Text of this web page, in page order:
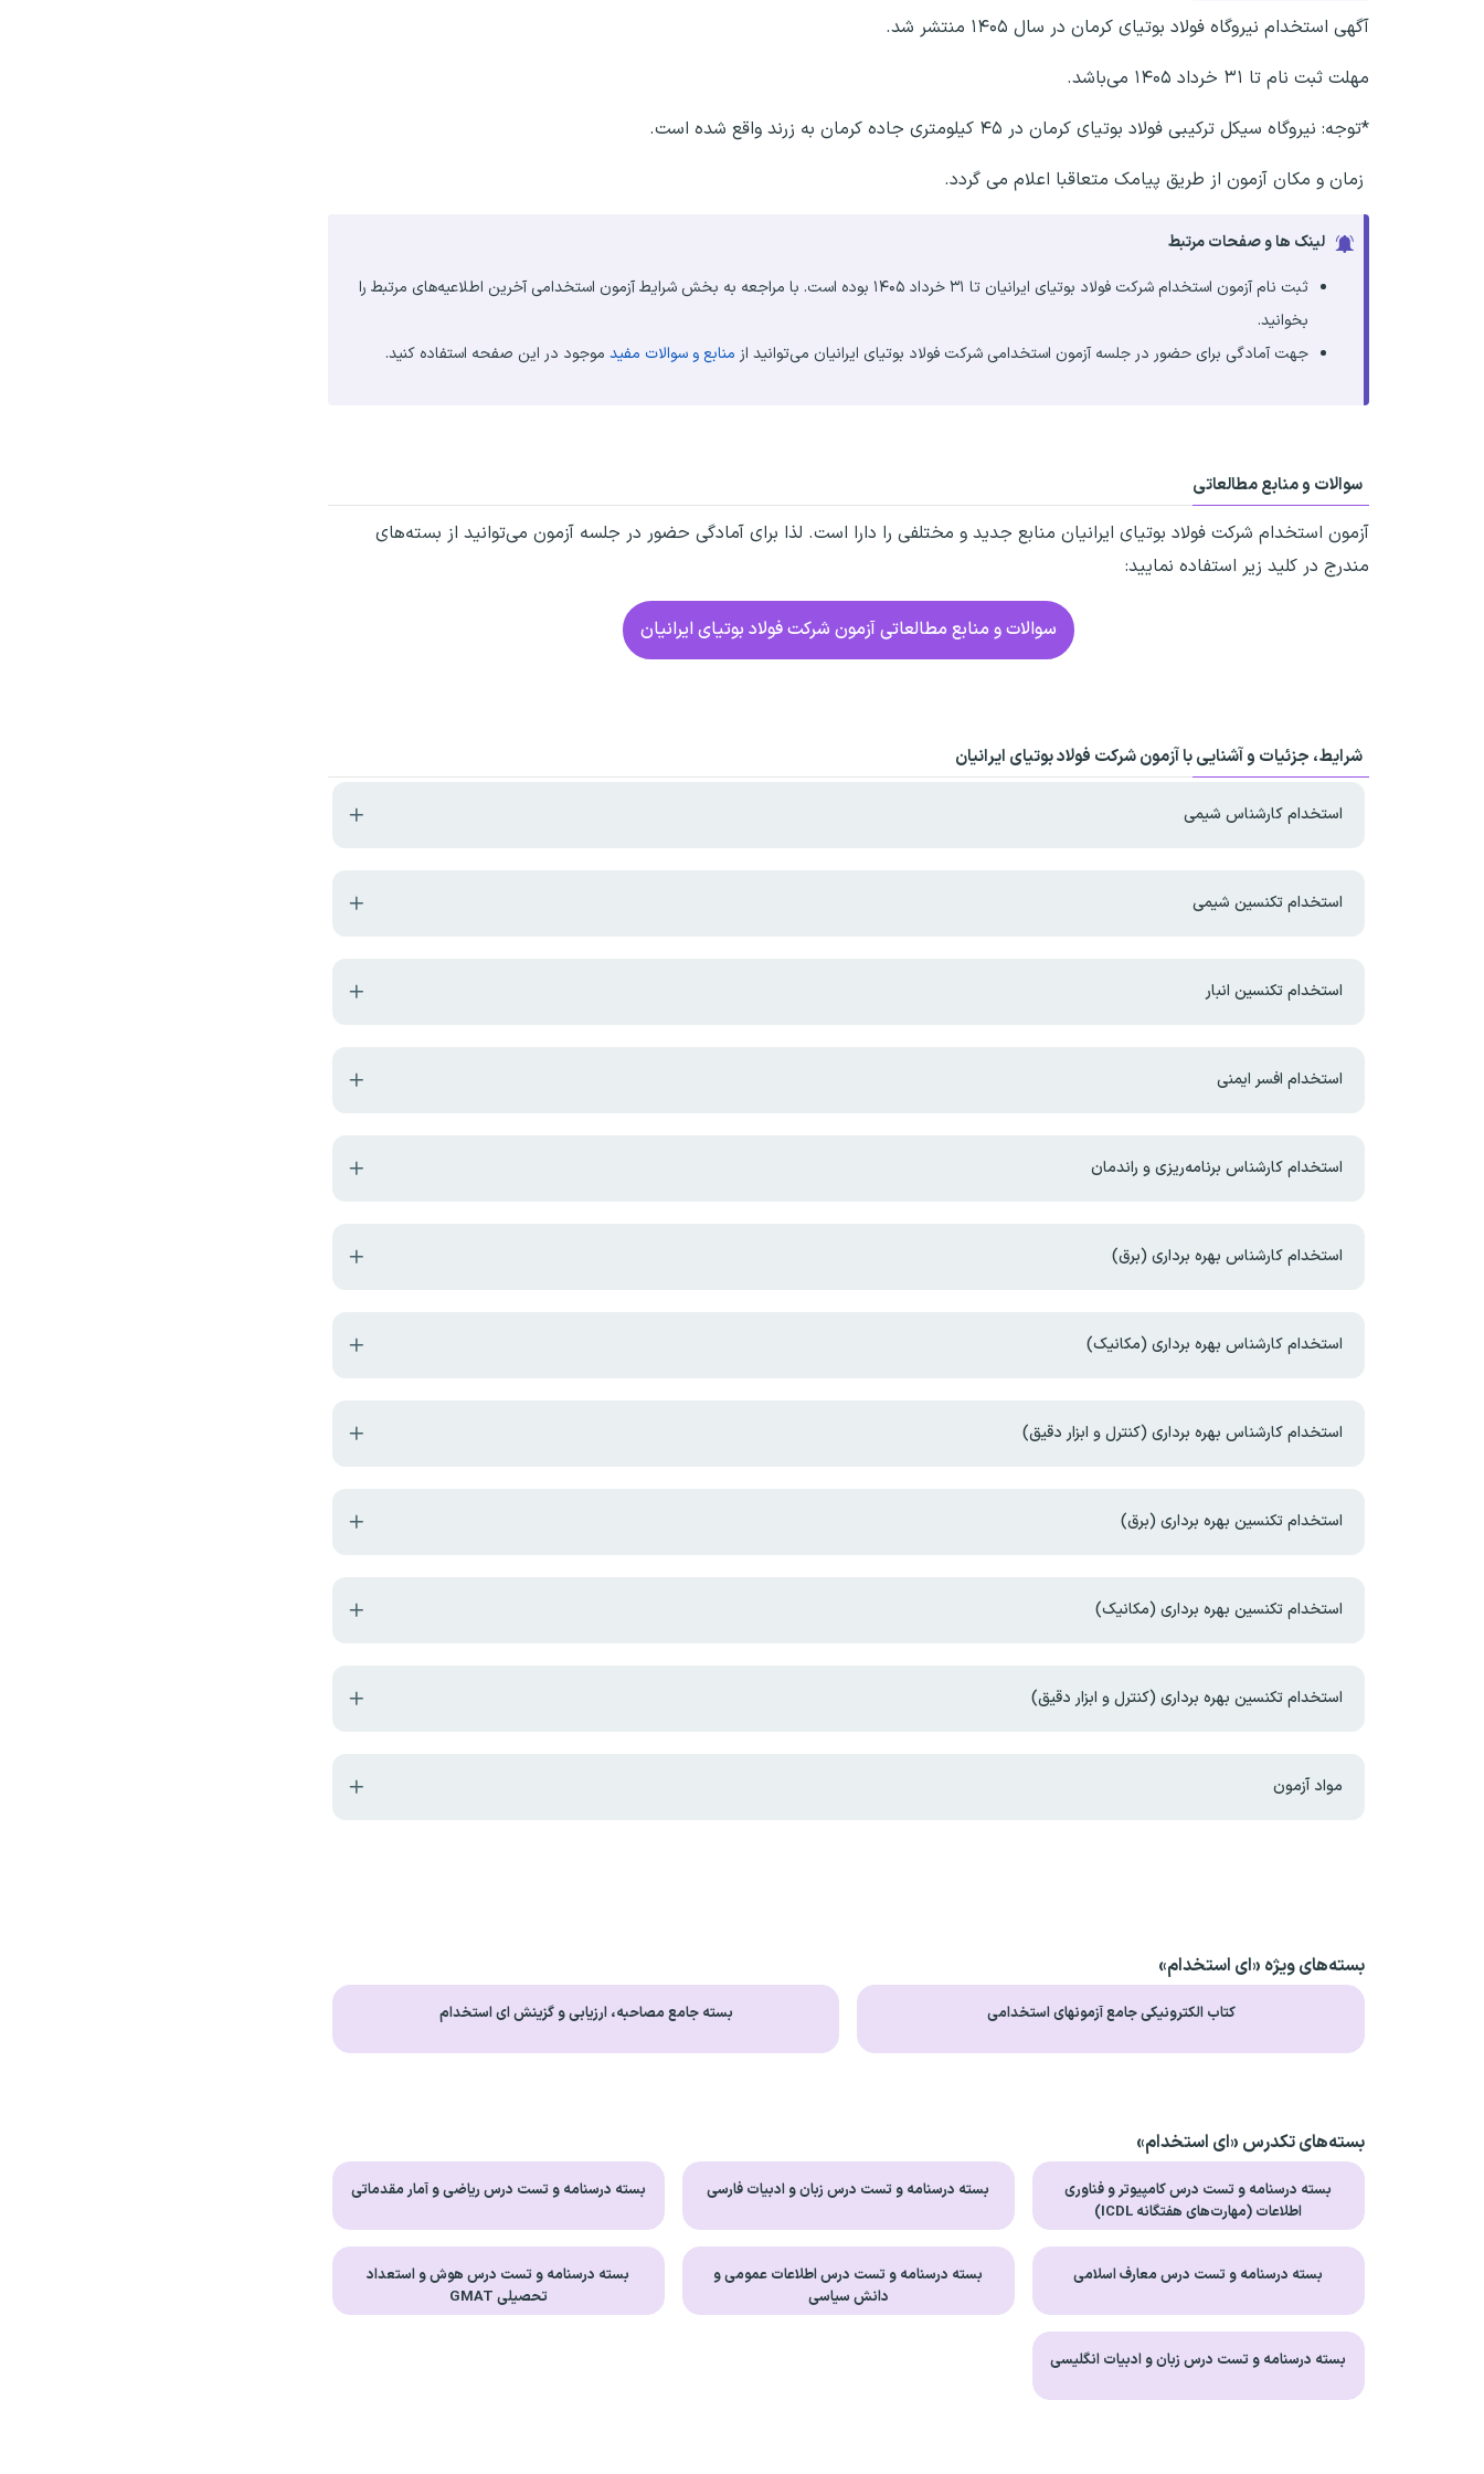
آگهی استخدام نیروگاه فولاد بوتیای کرمان در سال ۱۴۰۵ منتشر شد.
مهلت ثبت نام تا ۳۱ خرداد ۱۴۰۵ می‌باشد.
*توجه: نیروگاه سیکل ترکیبی فولاد بوتیای کرمان در ۴۵ کیلومتری جاده کرمان به زرند واقع شده است.
زمان و مکان آزمون از طریق پیامک متعاقبا اعلام می گردد.
لینک ها و صفحات مرتبط
ثبت نام آزمون استخدام شرکت فولاد بوتیای ایرانیان تا ۳۱ خرداد ۱۴۰۵ بوده است. با مراجعه به بخش شرایط آزمون استخدامی آخرین اطلاعیه‌های مرتبط را
بخوانید.
جهت آمادگی برای حضور در جلسه آزمون استخدامی شرکت فولاد بوتیای ایرانیان می‌توانید از منابع و سوالات مفید موجود در این صفحه استفاده کنید.
سوالات و منابع مطالعاتی
آزمون استخدام شرکت فولاد بوتیای ایرانیان منابع جدید و مختلفی را دارا است. لذا برای آمادگی حضور در جلسه آزمون می‌توانید از بسته‌های
مندرج در کلید زیر استفاده نمایید:
سوالات و منابع مطالعاتی آزمون شرکت فولاد بوتیای ایرانیان
شرایط، جزئیات و آشنایی با آزمون شرکت فولاد بوتیای ایرانیان
استخدام کارشناس شیمی
استخدام تکنسین شیمی
استخدام تکنسین انبار
استخدام افسر ایمنی
استخدام کارشناس برنامه‌ریزی و راندمان
استخدام کارشناس بهره برداری (برق)
استخدام کارشناس بهره برداری (مکانیک)
استخدام کارشناس بهره برداری (کنترل و ابزار دقیق)
استخدام تکنسین بهره برداری (برق)
استخدام تکنسین بهره برداری (مکانیک)
استخدام تکنسین بهره برداری (کنترل و ابزار دقیق)
مواد آزمون
بسته‌های ویژه «ای استخدام»
کتاب الکترونیکی جامع آزمونهای استخدامی بسته جامع مصاحبه، ارزیابی و گزینش ای استخدام
بسته‌های تکدرس «ای استخدام»
بسته درسنامه و تست درس کامپیوتر و فناوری
اطلاعات (مهارت‌های هفتگانه ICDL)
بسته درسنامه و تست درس زبان و ادبیات فارسی بسته درسنامه و تست درس ریاضی و آمار مقدماتی
بسته درسنامه و تست درس معارف اسلامی
بسته درسنامه و تست درس اطلاعات عمومی و
دانش سیاسی
بسته درسنامه و تست درس هوش و استعداد
تحصیلی GMAT
بسته درسنامه و تست درس زبان و ادبیات انگلیسی